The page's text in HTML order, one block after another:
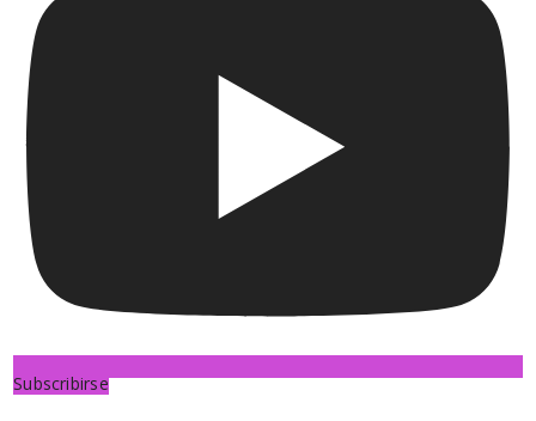
Subscribirse